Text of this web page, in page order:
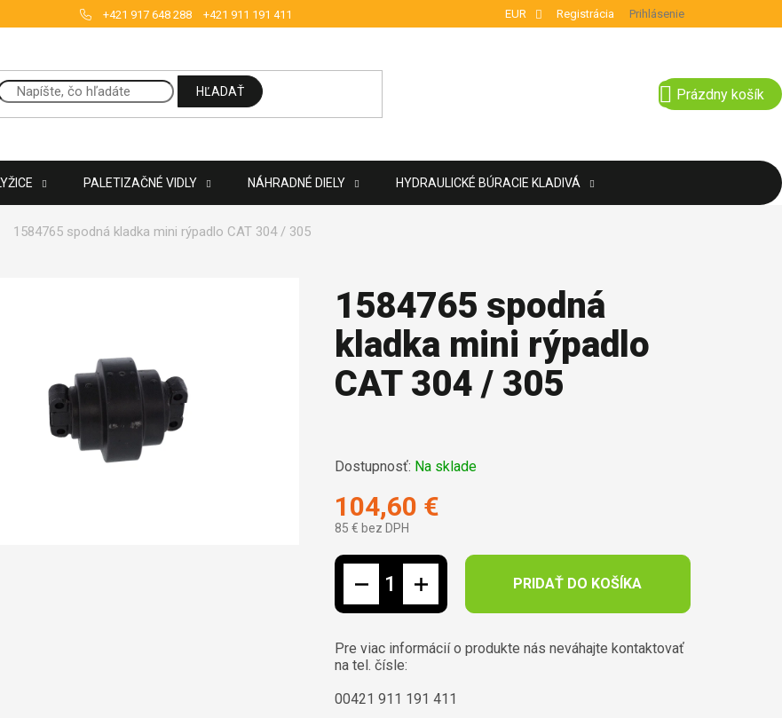
+421 917 648 288 +421 911 191 411 EUR Registrácia Prihlásenie
HĽADAŤ NÁKUPNÝ
Prázdny košík
PALETIZAČNÉ VIDLY NÁHRADNÉ DIELY HYDRAULICKÉ BÚRACIE KLADIVÁ
1584765 spodná kladka mini rýpadlo CAT 304 / 305
1584765 spodná
kladka mini rýpadlo
CAT 304 / 305
Dostupnosť: Na sklade
104,60 €
85 € bez DPH
Jednotková cena:
PRIDAŤ DO KOŠÍKA
Pre viac informácií o produkte nás neváhajte kontaktovať
na tel. čísle:
00421 911 191 411